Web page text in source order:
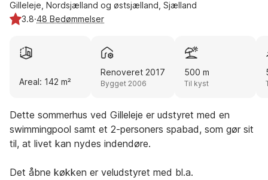
Gilleleje, Nordsjælland og østsjælland, Sjælland
3.8·48 Bedømmelser
Areal: 142 m²
Renoveret 2017
Bygget 2006
500 m
Til kyst
Dette sommerhus ved Gilleleje er udstyret med en
swimmingpool samt et 2-personers spabad, som gør sit
til, at livet kan nydes indendøre.
Det åbne køkken er veludstyret med bl.a.